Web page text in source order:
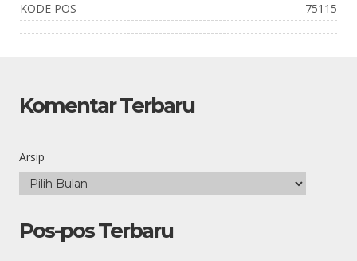
KODE POS
75115
Komentar Terbaru
Arsip
Pos-pos Terbaru